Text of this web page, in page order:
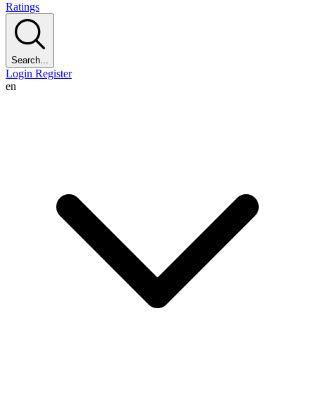
Ratings
Search...
Login Register
en